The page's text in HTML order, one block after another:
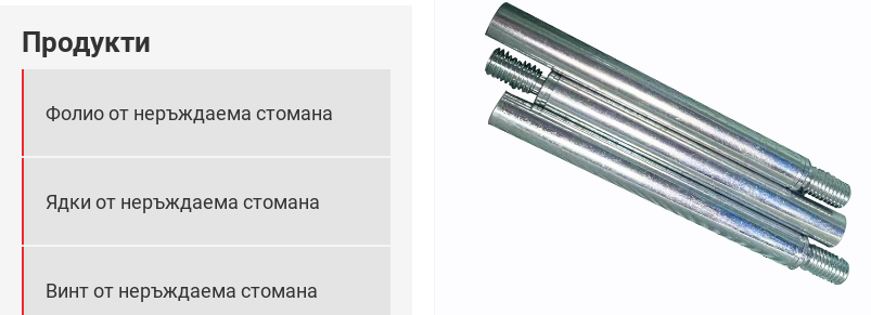
Продукти
Фолио от неръждаема стомана
Ядки от неръждаема стомана
Винт от неръждаема стомана